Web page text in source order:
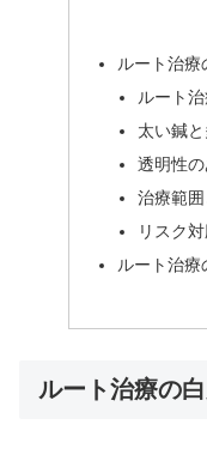
ルート治療
ルート
太い鍼
透明性
治療範
リスク
ルート治療
ルート治療の